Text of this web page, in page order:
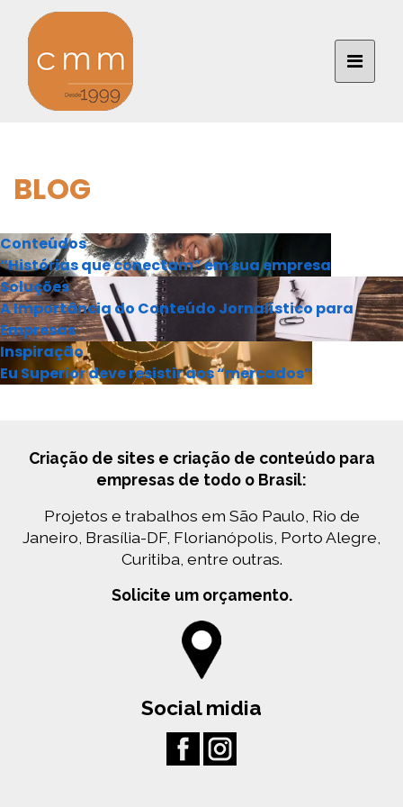
BLOG
Conteúdos
“Histórias que conectam” em sua empresa
Soluções
A Importância do Conteúdo Jornalístico para
Empresas
Inspiração
Eu Superior deve resistir aos “mercados”
Criação de sites e criação de conteúdo para
empresas de todo o Brasil:
Projetos e trabalhos em São Paulo, Rio de
Janeiro, Brasília-DF, Florianópolis, Porto Alegre,
Curitiba, entre outras.
Solicite um orçamento.
Social midia